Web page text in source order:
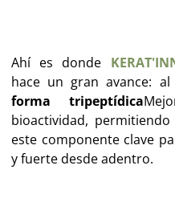
Ahí es donde
hace un gran avance:
forma tripeptídica
bioactividad,
este componente clave
y fuerte desde adentro.